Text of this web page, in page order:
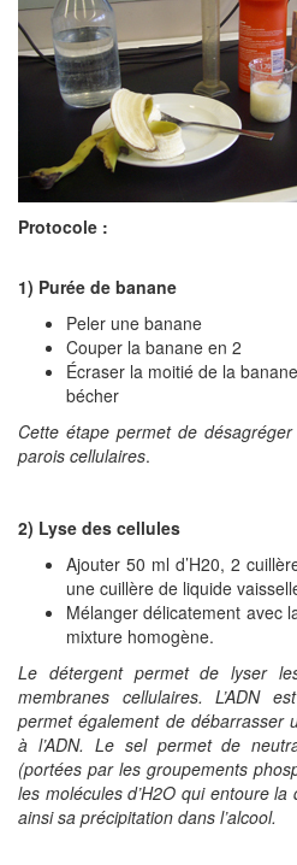
Protocole :
1) Purée de banane
Peler une banane
Couper la banane en 2
Écraser la moitié de la
bécher
Cette étape permet de
parois cellulaires.
2) Lyse des cellules
Ajouter 50 ml d’H20, 2
une cuillère de liquide
Mélanger délicatement avec
mixture homogène.
Le détergent permet de lyser
membranes cellulaires. L’ADN
permet également de débarrasser
à l’ADN. Le sel permet de
(portées par les groupements
les molécules d’H2O qui entoure
ainsi sa précipitation dans l’alcool.